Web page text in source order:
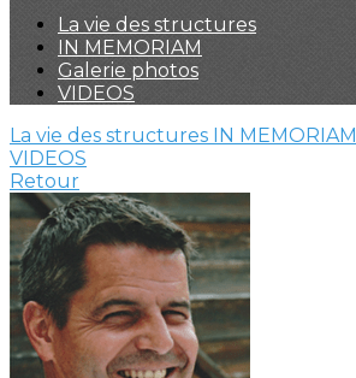
La vie des structures
IN MEMORIAM
Galerie photos
VIDEOS
La vie des structures IN MEMORIAM
VIDEOS
Retour